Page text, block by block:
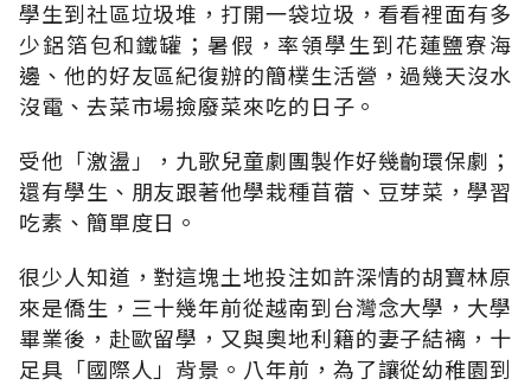
學生到社區垃圾堆，打開一袋垃圾，看看裡面有多
少鋁箔包和鐵罐；暑假，率領學生到花蓮鹽寮海
邊、他的好友區紀復辦的簡樸生活營，過幾天沒水
沒電、去菜市場撿廢菜來吃的日子。
受他「激盪」，九歌兒童劇團製作好幾齣環保劇；
還有學生、朋友跟著他學栽種苜蓿、豆芽菜，學習
吃素、簡單度日。
很少人知道，對這塊土地投注如許深情的胡寶林原
來是僑生，三十幾年前從越南到台灣念大學，大學
畢業後，赴歐留學，又與奧地利籍的妻子結褵，十
足具「國際人」背景。八年前，為了讓從幼稚園到